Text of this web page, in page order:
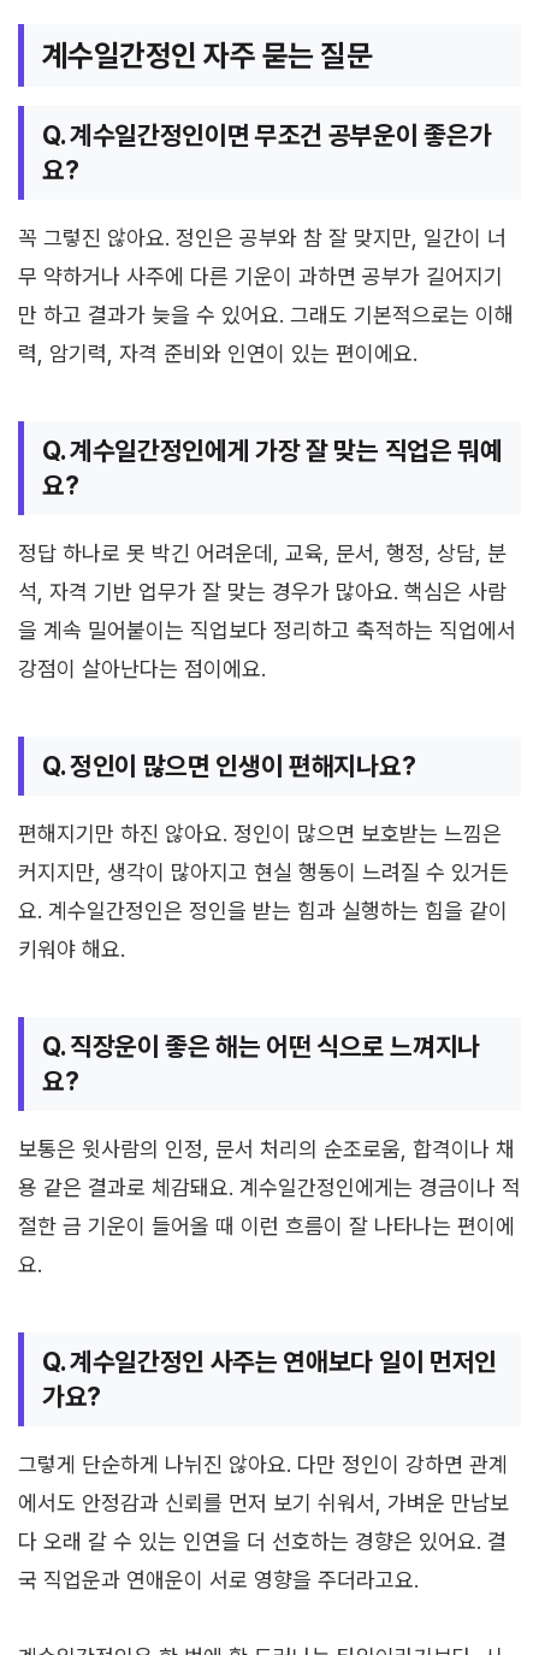
계수일간정인 자주 묻는 질문
Q. 계수일간정인이면 무조건 공부운이 좋은가
요?
꼭 그렇진 않아요. 정인은 공부와 참 잘 맞지만, 일간이 너
무 약하거나 사주에 다른 기운이 과하면 공부가 길어지기
만 하고 결과가 늦을 수 있어요. 그래도 기본적으로는 이해
력, 암기력, 자격 준비와 인연이 있는 편이에요.
Q. 계수일간정인에게 가장 잘 맞는 직업은 뭐예
요?
정답 하나로 못 박긴 어려운데, 교육, 문서, 행정, 상담, 분
석, 자격 기반 업무가 잘 맞는 경우가 많아요. 핵심은 사람
을 계속 밀어붙이는 직업보다 정리하고 축적하는 직업에서
강점이 살아난다는 점이에요.
Q. 정인이 많으면 인생이 편해지나요?
편해지기만 하진 않아요. 정인이 많으면 보호받는 느낌은
커지지만, 생각이 많아지고 현실 행동이 느려질 수 있거든
요. 계수일간정인은 정인을 받는 힘과 실행하는 힘을 같이
키워야 해요.
Q. 직장운이 좋은 해는 어떤 식으로 느껴지나
요?
보통은 윗사람의 인정, 문서 처리의 순조로움, 합격이나 채
용 같은 결과로 체감돼요. 계수일간정인에게는 경금이나 적
절한 금 기운이 들어올 때 이런 흐름이 잘 나타나는 편이에
요.
Q. 계수일간정인 사주는 연애보다 일이 먼저인
가요?
그렇게 단순하게 나뉘진 않아요. 다만 정인이 강하면 관계
에서도 안정감과 신뢰를 먼저 보기 쉬워서, 가벼운 만남보
다 오래 갈 수 있는 인연을 더 선호하는 경향은 있어요. 결
국 직업운과 연애운이 서로 영향을 주더라고요.